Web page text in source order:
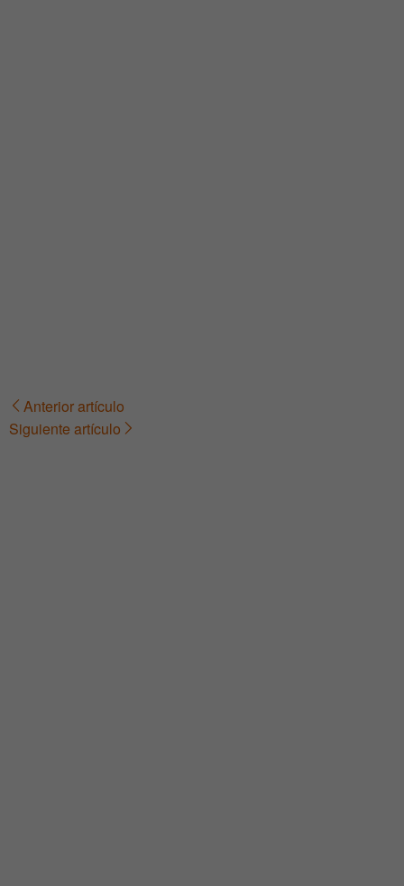
Navegación
Anterior artículo
Siguiente artículo